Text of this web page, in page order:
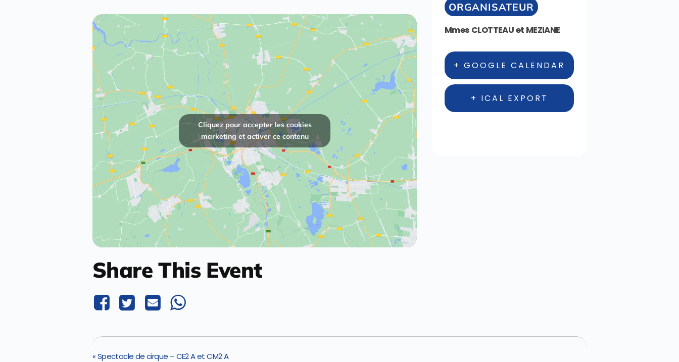
Cliquez pour accepter les cookies
marketing et activer ce contenu
Share This Event
ORGANISATEUR
Mmes CLOTTEAU et MEZIANE
+ GOOGLE CALENDAR
+ ICAL EXPORT
«Spectacle de cirque – CE2 A et CM2 A